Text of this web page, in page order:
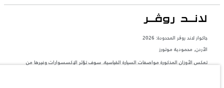
جاكوار لاند روڨر المحدودة: 2026
الأردن, محمودية موتورز
تعكس الأوزان المذكورة مواصفات السيارة القياسية. سوف تؤثر الإكسسوارات وغيرها من